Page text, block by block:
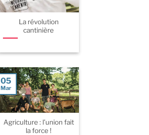
La révolution
cantinière
Agriculture : l’union fait
la force !
05
Mar